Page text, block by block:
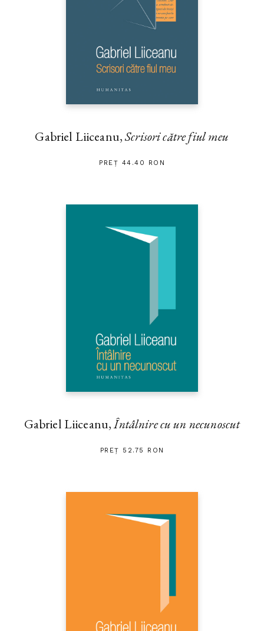
Gabriel Liiceanu,Scrisori către fiul meu
PREȚ 44.40 RON
Gabriel Liiceanu,Întâlnire cu un necunoscut
PREȚ 52.75 RON